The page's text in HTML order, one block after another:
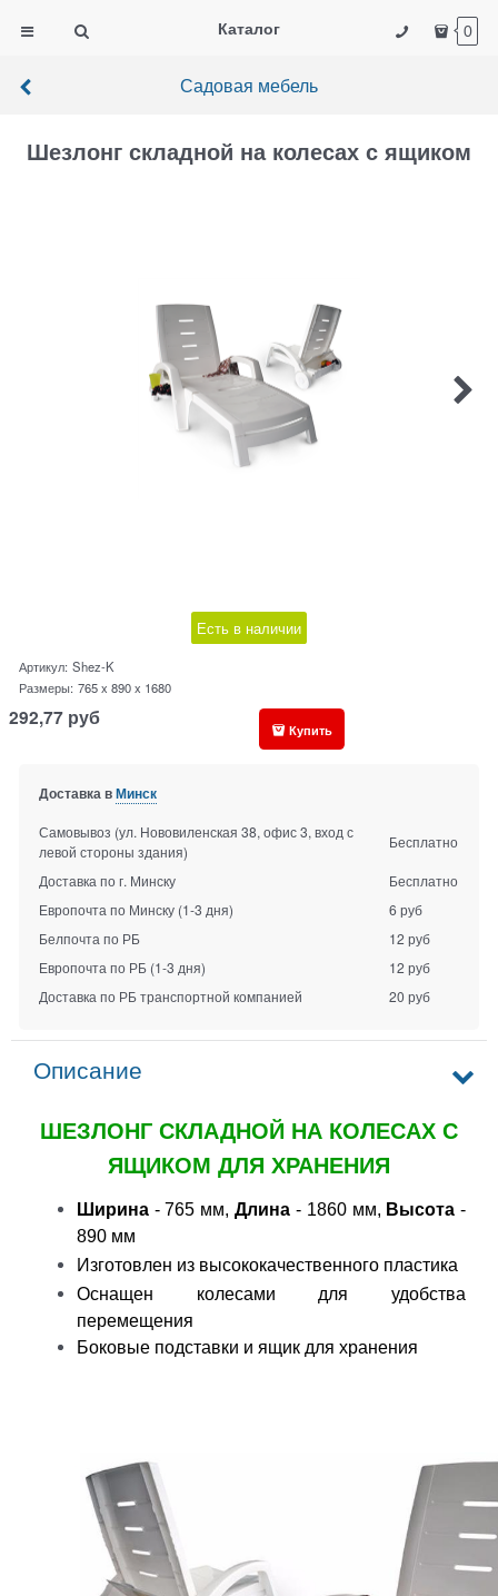
Каталог 0
Садовая мебель
Шезлонг складной на колесах с ящиком
Есть в наличии
Артикул: Shez-K
Размеры: 765 x 890 x 1680
292,77 руб Купить
Доставка вМинск
Самовывоз (ул. Нововиленская 38, офис 3, вход с
левой стороны здания)
Бесплатно
Доставка по г. Минску
Бесплатно
Европочта по Минску (1-3 дня)
6 руб
Белпочта по РБ
12 руб
Европочта по РБ (1-3 дня)
12 руб
Доставка по РБ транспортной компанией
20 руб
Описание
ШЕЗЛОНГ СКЛАДНОЙ НА КОЛЕСАХ С
ЯЩИКОМ ДЛЯ ХРАНЕНИЯ
Ширина- 765 мм,Длина - 1860 мм, Высота -
890 мм
Изготовлен из высококачественного пластика
Оснащен колесами для удобства
перемещения
Боковые подставки и ящик для хранения